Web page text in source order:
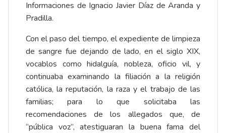
Informaciones de Ignacio Javier Díaz de Aranda y
Pradilla.
Con el paso del tiempo, el expediente de limpieza
de sangre fue dejando de lado, en el siglo XIX,
vocablos como hidalguía, nobleza, oficio vil, y
continuaba examinando la filiación a la religión
católica, la reputación, la raza y el trabajo de las
familias; para lo que solicitaba las
recomendaciones de los allegados que, de
“pública voz”, atestiguaran la buena fama del